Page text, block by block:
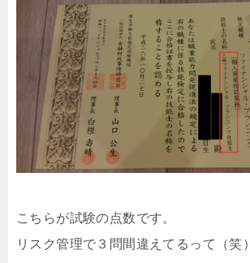
こちらが試験の点数です。
リスク管理で３問間違えてるって（笑）